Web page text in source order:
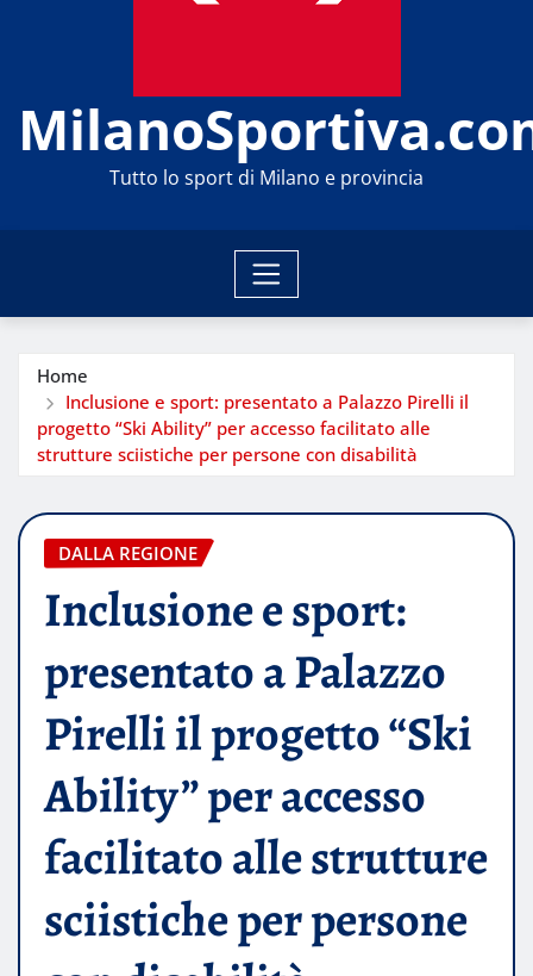
Tutto lo sport di Milano e provincia
Home
Inclusione e sport: presentato a Palazzo Pirelli il
progetto “Ski Ability” per accesso facilitato alle
strutture sciistiche per persone con disabilità
DALLA REGIONE
Inclusione e sport:
presentato a Palazzo
Pirelli il progetto “Ski
Ability” per accesso
facilitato alle strutture
sciistiche per persone